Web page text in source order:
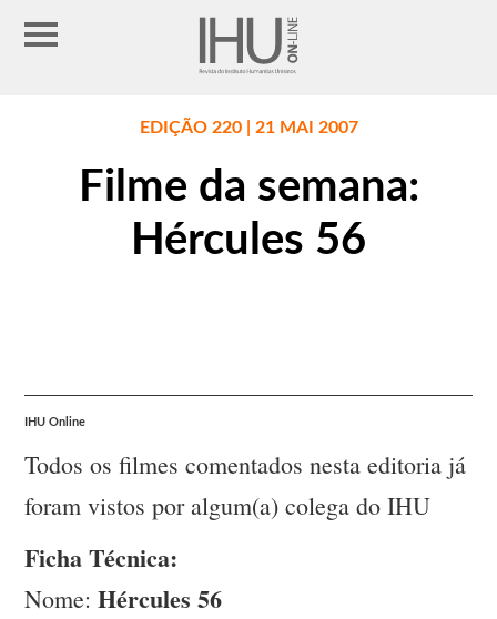
EDIÇÃO 220 | 21 MAI 2007
Filme da semana:
Hércules 56
IHU Online
Todos os filmes comentados nesta editoria já
foram vistos por algum(a) colega do IHU
Ficha Técnica:
Nome:Hércules 56